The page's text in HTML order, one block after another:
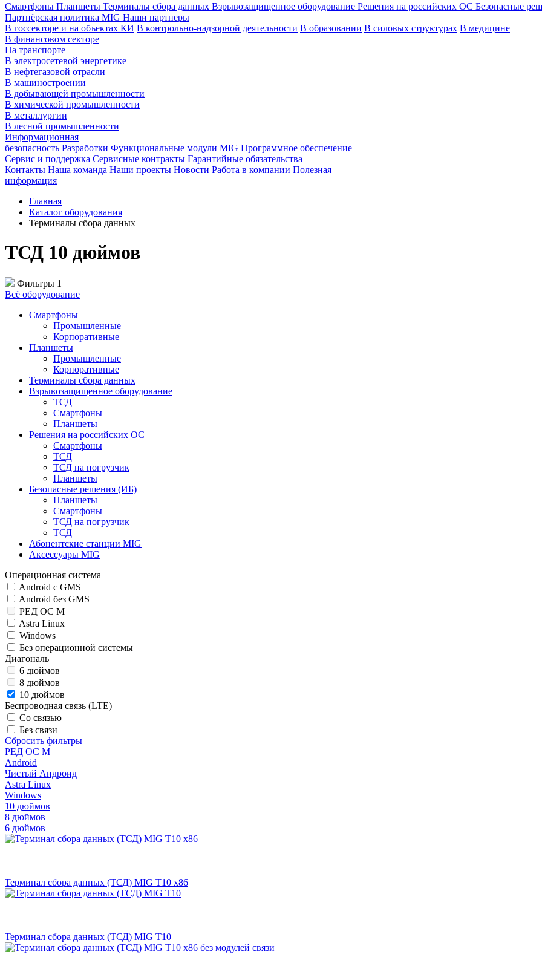
Смартфоны Планшеты Терминалы сбора данных Взрывозащищенное оборудование Решения на российских ОС Безопасные
Партнёрская политика MIG Наши партнеры
В госсекторе и на объектах КИ В контрольно-надзорной деятельности В образовании В силовых структурах В медицине
В финансовом секторе
На транспорте
В электросетевой энергетике
В нефтегазовой отрасли
В машиностроении
В добывающей промышленности
В химической промышленности
В металлургии
В лесной промышленности
Информационная
безопасность Разработки Функциональные модули MIG Программное обеспечение
Сервис и поддержка Сервисные контракты Гарантийные обязательства
Контакты Наша команда Наши проекты Новости Работа в компании Полезная
информация
Главная
Каталог оборудования
Терминалы сбора данных
ТСД 10 дюймов
Фильтры 1
Всё оборудование
Смартфоны
Промышленные
Корпоративные
Планшеты
Промышленные
Корпоративные
Терминалы сбора данных
Взрывозащищенное оборудование
ТСД
Смартфоны
Планшеты
Решения на российских ОС
Смартфоны
ТСД
ТСД на погрузчик
Планшеты
Безопасные решения (ИБ)
Планшеты
Смартфоны
ТСД на погрузчик
ТСД
Абонентские станции MIG
Аксессуары MIG
Операционная система
Android с GMS
Android без GMS
РЕД ОС М
Astra Linux
Windows
Без операционной системы
Диагональ
6 дюймов
8 дюймов
10 дюймов
Беспроводная связь (LTE)
Со связью
Без связи
Сбросить фильтры
РЕД ОС М
Android
Чистый Андроид
Astra Linux
Windows
10 дюймов
8 дюймов
6 дюймов
Терминал сбора данных (ТСД) MIG T10 х86
Терминал сбора данных (ТСД) MIG T10